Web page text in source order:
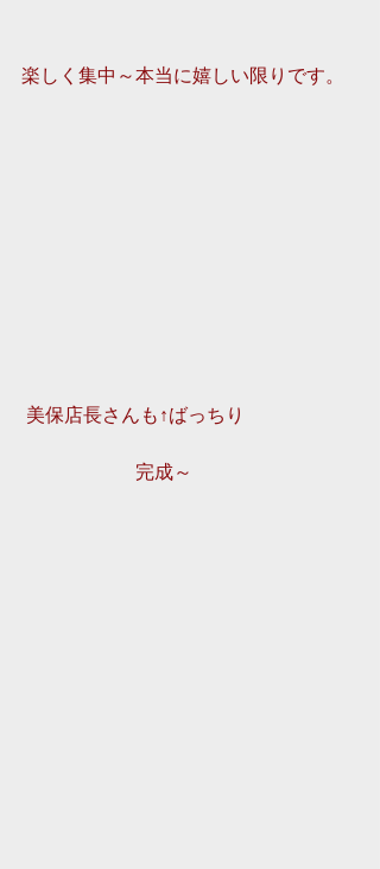
楽しく集中～本当に嬉しい限りです。
美保店長さんも↑ばっちり
完成～